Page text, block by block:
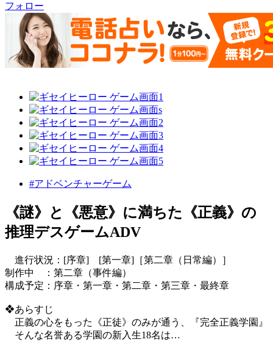
フォロー
#アドベンチャーゲーム
《謎》と《悪意》に満ちた《正義》の
推理デスゲームADV
進行状況：[序章] [第一章]［第二章（日常編）］
制作中 ：第二章（事件編）
構成予定：序章・第一章・第二章・第三章・最終章
❖あらすじ
正義の心をもった《正徒》のみが通う、『完全正義学園』
そんな名誉ある学園の新入生18名は…